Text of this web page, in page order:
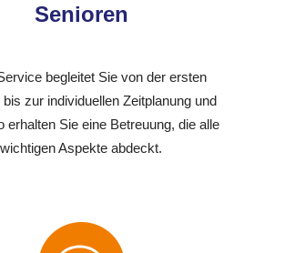
Senioren
begleitet Sie von der ersten
bis zur individuellen Zeitplanung und
erhalten Sie eine Betreuung, die alle
wichtigen Aspekte abdeckt.